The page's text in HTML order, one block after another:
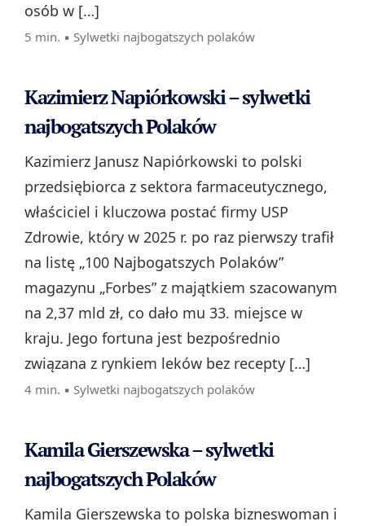
osób w […]
5 min. ▪ Sylwetki najbogatszych polaków
Kazimierz Napiórkowski – sylwetki
najbogatszych Polaków
Kazimierz Janusz Napiórkowski to polski
przedsiębiorca z sektora farmaceutycznego,
właściciel i kluczowa postać firmy USP
Zdrowie, który w 2025 r. po raz pierwszy trafił
na listę „100 Najbogatszych Polaków”
magazynu „Forbes” z majątkiem szacowanym
na 2,37 mld zł, co dało mu 33. miejsce w
kraju. Jego fortuna jest bezpośrednio
związana z rynkiem leków bez recepty […]
4 min. ▪ Sylwetki najbogatszych polaków
Kamila Gierszewska – sylwetki
najbogatszych Polaków
Kamila Gierszewska to polska bizneswoman i